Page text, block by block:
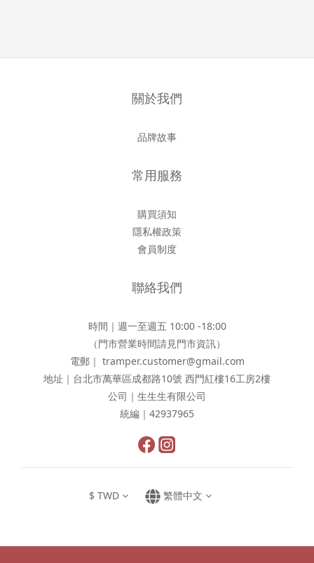
關於我們
品牌故事
常用服務
購買須知
隱私權政策
會員制度
聯絡我們
時間｜週一至週五 10:00 -18:00
（門市營業時間請見 門市資訊）
電郵｜ tramper.customer@gmail.com
地址｜台北市萬華區成都路10號 西門紅樓16工房2樓
公司｜生生生有限公司
統編｜42937965
$ TWD 繁體中文